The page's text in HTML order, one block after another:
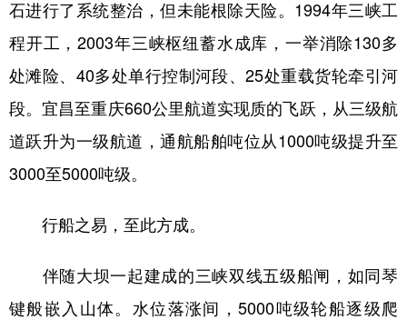
石进行了系统整治，但未能根除天险。1994年三峡工
程开工，2003年三峡枢纽蓄水成库，一举消除130多
处滩险、40多处单行控制河段、25处重载货轮牵引河
段。宜昌至重庆660公里航道实现质的飞跃，从三级航
道跃升为一级航道，通航船舶吨位从1000吨级提升至
3000至5000吨级。
行船之易，至此方成。
伴随大坝一起建成的三峡双线五级船闸，如同琴
键般嵌入山体。水位落涨间，5000吨级轮船逐级爬